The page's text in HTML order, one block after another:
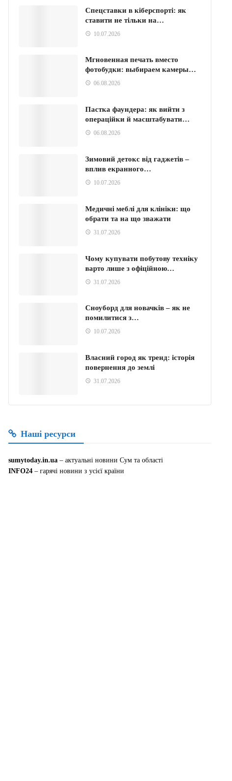
Спецставки в кіберспорті: як
ставити не тільки на…
10.07.2026
Мгновенная печать вместо
фотобудки: выбираем камеры…
06.08.2026
Пастка фаундера: як вийти з
операційки й масштабувати…
06.08.2026
Зимовий детокс від гаджетів –
вплив екранного…
10.07.2026
Медичні меблі для клініки: що
обрати та на що зважати
31.07.2026
Чому купувати побутову техніку
варто лише з офіційною…
31.07.2026
Сноуборд для новачків – як не
помилитися з…
10.07.2026
Власний город як тренд: історія
повернення до землі
31.07.2026
Наші ресурси
sumytoday.in.ua – актуальні новини Сум та області
INFO24 – гарячі новини з усієї країни